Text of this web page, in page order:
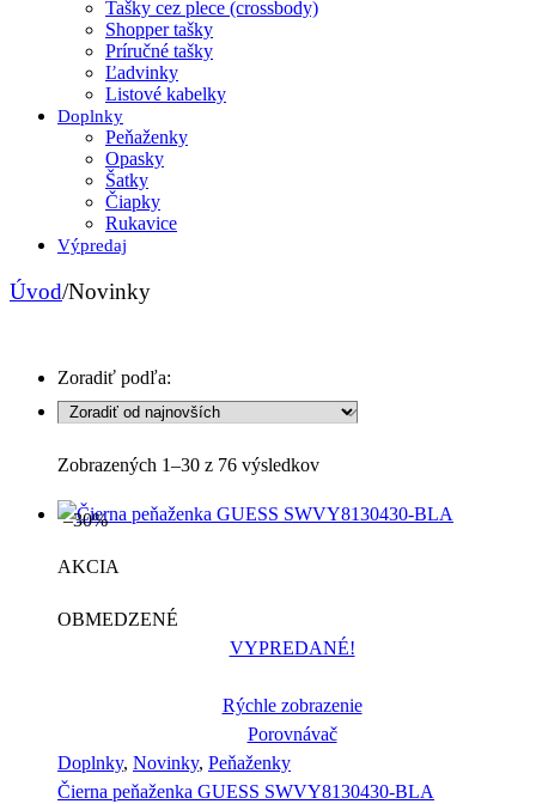
Tašky cez plece (crossbody)
Shopper tašky
Príručné tašky
Ľadvinky
Listové kabelky
Doplnky
Peňaženky
Opasky
Šatky
Čiapky
Rukavice
Výpredaj
Úvod/Novinky
Zoradiť podľa:
Zobrazených 1–30 z 76 výsledkovSorted
latest
–30%
AKCIA
OBMEDZENÉ
VYPREDANÉ!
Rýchle zobrazenie
Porovnávač
Doplnky, Novinky, Peňaženky
Čierna peňaženka GUESS SWVY8130430-BLA